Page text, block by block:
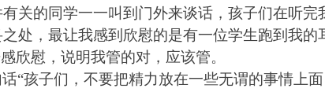
关的同学一一叫到门外来谈话，孩子们在听完
处，最让我感到欣慰的是有一位学生跑到我的
欣慰，说明我管的对，应该管。
“孩子们，不要把精力放在一些无谓的事情上